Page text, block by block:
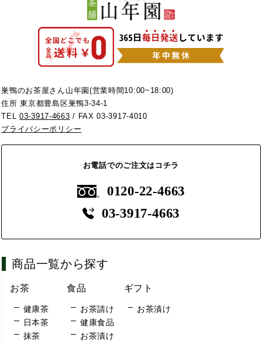
巣鴨のお茶屋さん山年園(営業時間10:00~18:00)
住所 東京都豊島区巣鴨3-34-1
TEL03-3917-4663 / FAX 03-3917-4010
プライバシーポリシー
お電話でのご注文はコチラ
0120-22-4663
03-3917-4663
商品一覧から探す
お茶
健康茶
日本茶
抹茶
食品
お茶請け
健康食品
お茶漬け
ギフト
お茶漬け